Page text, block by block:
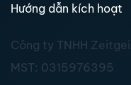
Hướng dẫn kích hoạt
Công ty TNHH
MST: 0315976395